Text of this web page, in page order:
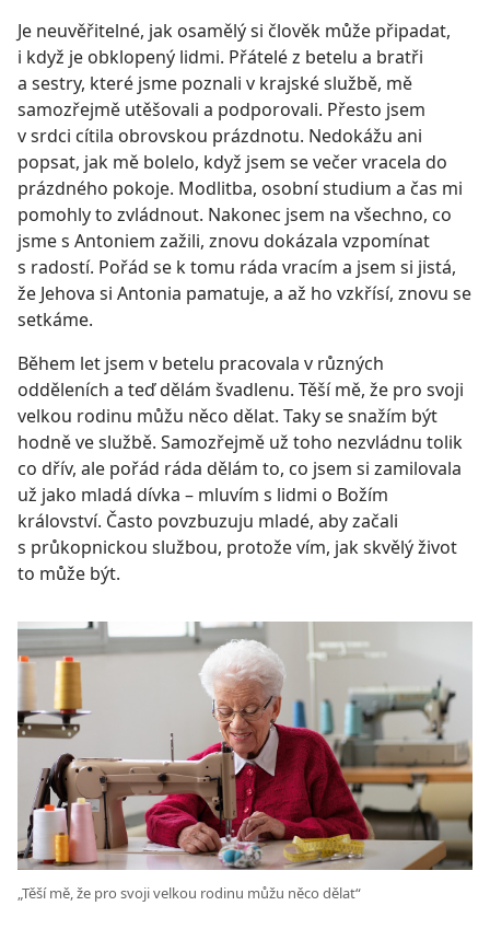
Je neuvěřitelné, jak osamělý si člověk může připadat,
i když je obklopený lidmi. Přátelé z betelu a bratři
a sestry, které jsme poznali v krajské službě, mě
samozřejmě utěšovali a podporovali. Přesto jsem
v srdci cítila obrovskou prázdnotu. Nedokážu ani
popsat, jak mě bolelo, když jsem se večer vracela do
prázdného pokoje. Modlitba, osobní studium a čas mi
pomohly to zvládnout. Nakonec jsem na všechno, co
jsme s Antoniem zažili, znovu dokázala vzpomínat
s radostí. Pořád se k tomu ráda vracím a jsem si jistá,
že Jehova si Antonia pamatuje, a až ho vzkřísí, znovu se
setkáme.
Během let jsem v betelu pracovala v různých
odděleních a teď dělám švadlenu. Těší mě, že pro svoji
velkou rodinu můžu něco dělat. Taky se snažím být
hodně ve službě. Samozřejmě už toho nezvládnu tolik
co dřív, ale pořád ráda dělám to, co jsem si zamilovala
už jako mladá dívka – mluvím s lidmi o Božím
království. Často povzbuzuju mladé, aby začali
s průkopnickou službou, protože vím, jak skvělý život
to může být.
„Těší mě, že pro svoji velkou rodinu můžu něco dělat“